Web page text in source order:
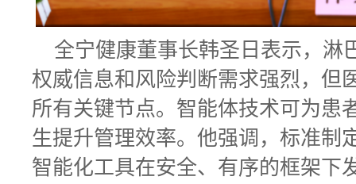
全宁健康董事长韩圣日表示，淋
权威信息和风险判断需求强烈，但
所有关键节点。智能体技术可为患
生提升管理效率。他强调，标准制
智能化工具在安全、有序的框架下